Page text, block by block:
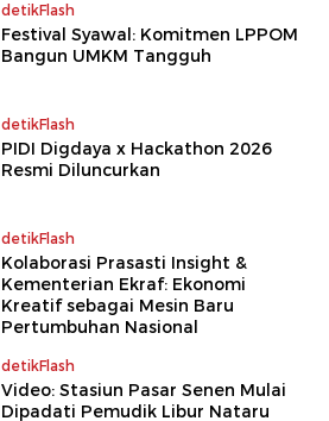
detikFlash
Festival Syawal: Komitmen LPPOM
Bangun UMKM Tangguh
detikFlash
PIDI Digdaya x Hackathon 2026
Resmi Diluncurkan
detikFlash
Kolaborasi Prasasti Insight &
Kementerian Ekraf: Ekonomi
Kreatif sebagai Mesin Baru
Pertumbuhan Nasional
detikFlash
Video: Stasiun Pasar Senen Mulai
Dipadati Pemudik Libur Nataru